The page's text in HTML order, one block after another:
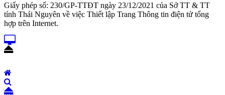
Giấy phép số: 230/GP-TTĐT ngày 23/12/2021 của Sở TT & TT
tỉnh Thái Nguyên về việc Thiết lập Trang Thông tin điện tử tổng
hợp trên Internet.